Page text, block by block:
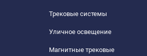
Трековые системы
Уличное освещение
Магнитные трековые